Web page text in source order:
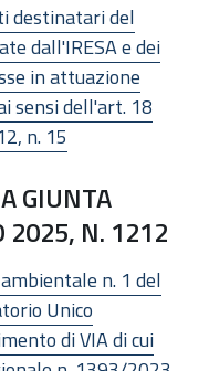
destinatari del
dall'IRESA e dei
in attuazione
sensi dell'art. 18
n. 15
GIUNTA
2025, N. 1212
n. 1 del
Unico
di VIA di cui